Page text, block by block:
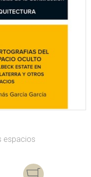
espacios